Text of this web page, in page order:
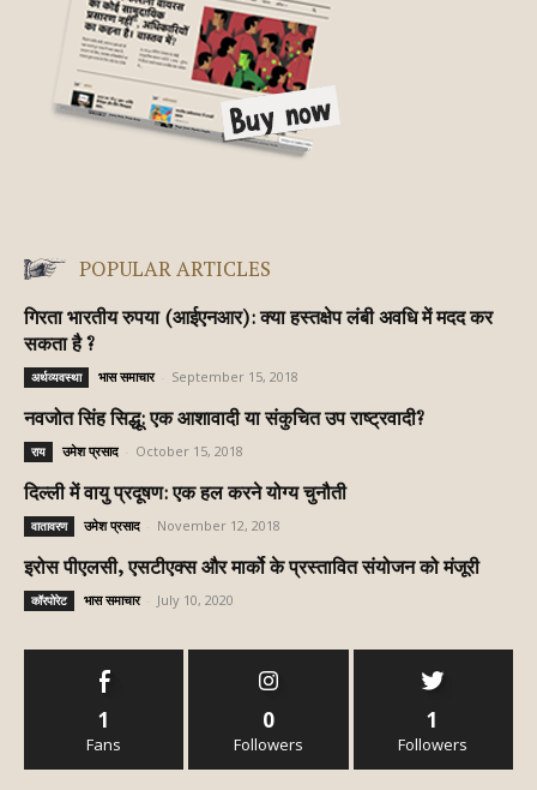
POPULAR ARTICLES
गिरता भारतीय रुपया (आईएनआर): क्या हस्तक्षेप लंबी अवधि में मदद कर
सकता है ?
अर्थव्यवस्था भास समाचार September 15, 2018
नवजोत सिंह सिद्धू: एक आशावादी या संकुचित उप राष्ट्रवादी?
राय उमेश प्रसाद October 15, 2018
दिल्ली में वायु प्रदूषण: एक हल करने योग्य चुनौती
वातावरण उमेश प्रसाद November 12, 2018
इरोस पीएलसी, एसटीएक्स और मार्को के प्रस्तावित संयोजन को मंजूरी
कॉरपोरेट भास समाचार July 10, 2020
1
Fans
0
Followers
1
Followers